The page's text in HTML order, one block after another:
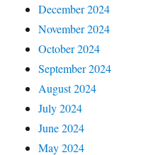
December 2024
November 2024
October 2024
September 2024
August 2024
July 2024
June 2024
May 2024